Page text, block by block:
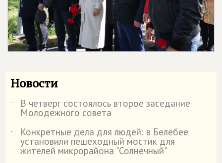
Новости
˙ В четверг состоялось второе заседание
Молодежного совета
˙
Конкретные дела для людей: в Белебее
установили пешеходный мостик для
жителей микрорайона "Солнечный"